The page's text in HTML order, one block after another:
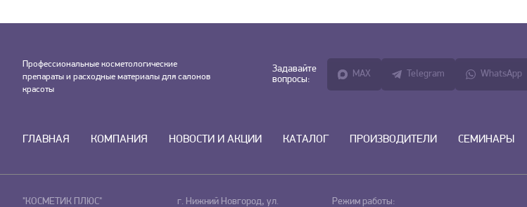
Профессиональные косметологические
препараты и расходные материалы для салонов
красоты
Задавайте
вопросы:
MAX Telegram WhatsApp
ГЛАВНАЯ КОМПАНИЯ НОВОСТИ И АКЦИИ КАТАЛОГ ПРОИЗВОДИТЕЛИ СЕМИНАРЫ
"КОСМЕТИК ПЛЮС" г. Нижний Новгород, ул. Режим работы: